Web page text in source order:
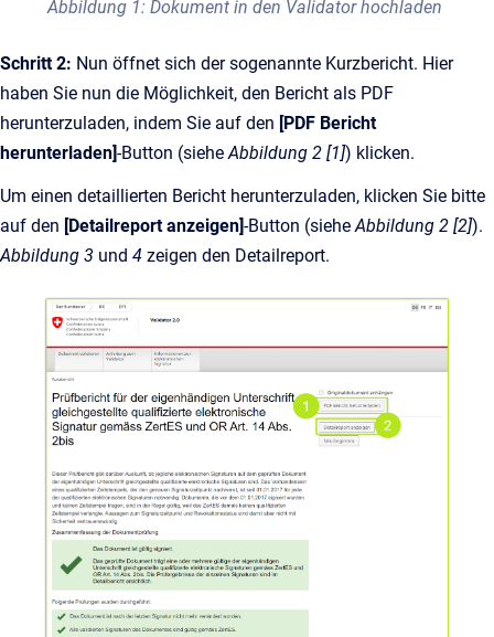
Abbildung 1: Dokument in den Validator hochladen
Schritt 2: Nun öffnet sich der sogenannte Kurzbericht. Hier
haben Sie nun die Möglichkeit, den Bericht als PDF
herunterzuladen, indem Sie auf den [PDF Bericht
herunterladen]-Button (sieheAbbildung 2 [1]) klicken.
Um einen detaillierten Bericht herunterzuladen, klicken Sie bitte
auf den [Detailreport anzeigen]-Button (sieheAbbildung 2 [2]).
Abbildung 3 und 4 zeigen den Detailreport.